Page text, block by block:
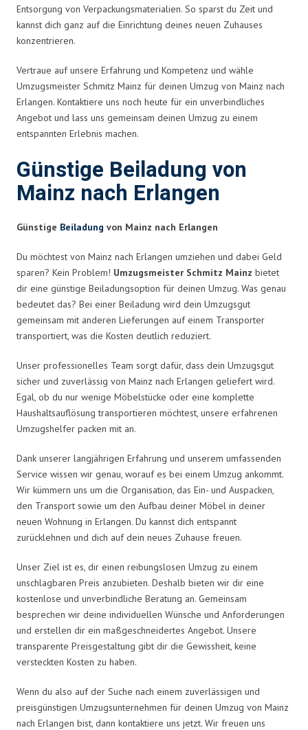
Entsorgung von Verpackungsmaterialien. So sparst du Zeit und
kannst dich ganz auf die Einrichtung deines neuen Zuhauses
konzentrieren.
Vertraue auf unsere Erfahrung und Kompetenz und wähle
Umzugsmeister Schmitz Mainz für deinen Umzug von Mainz nach
Erlangen. Kontaktiere uns noch heute für ein unverbindliches
Angebot und lass uns gemeinsam deinen Umzug zu einem
entspannten Erlebnis machen.
Günstige Beiladung von
Mainz nach Erlangen
Günstige Beiladung von Mainz nach Erlangen
Du möchtest von Mainz nach Erlangen umziehen und dabei Geld
sparen? Kein Problem! Umzugsmeister Schmitz Mainz bietet
dir eine günstige Beiladungsoption für deinen Umzug. Was genau
bedeutet das? Bei einer Beiladung wird dein Umzugsgut
gemeinsam mit anderen Lieferungen auf einem Transporter
transportiert, was die Kosten deutlich reduziert.
Unser professionelles Team sorgt dafür, dass dein Umzugsgut
sicher und zuverlässig von Mainz nach Erlangen geliefert wird.
Egal, ob du nur wenige Möbelstücke oder eine komplette
Haushaltsauflösung transportieren möchtest, unsere erfahrenen
Umzugshelfer packen mit an.
Dank unserer langjährigen Erfahrung und unserem umfassenden
Service wissen wir genau, worauf es bei einem Umzug ankommt.
Wir kümmern uns um die Organisation, das Ein- und Auspacken,
den Transport sowie um den Aufbau deiner Möbel in deiner
neuen Wohnung in Erlangen. Du kannst dich entspannt
zurücklehnen und dich auf dein neues Zuhause freuen.
Unser Ziel ist es, dir einen reibungslosen Umzug zu einem
unschlagbaren Preis anzubieten. Deshalb bieten wir dir eine
kostenlose und unverbindliche Beratung an. Gemeinsam
besprechen wir deine individuellen Wünsche und Anforderungen
und erstellen dir ein maßgeschneidertes Angebot. Unsere
transparente Preisgestaltung gibt dir die Gewissheit, keine
versteckten Kosten zu haben.
Wenn du also auf der Suche nach einem zuverlässigen und
preisgünstigen Umzugsunternehmen für deinen Umzug von Mainz
nach Erlangen bist, dann kontaktiere uns jetzt. Wir freuen uns